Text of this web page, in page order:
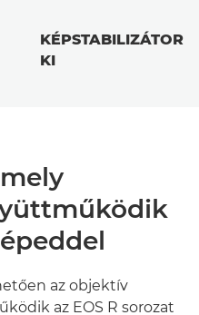
KÉPSTABILIZÁTOR
KI
az objektív
az EOS R sorozat